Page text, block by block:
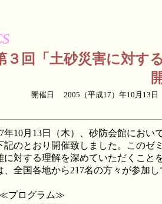
３回「土砂災害に対す
開催日 2005（平成17）年10月13
10月13日（木）、砂防会館におい
記のとおり開催致しました。このゼ
に対する理解を深めていただくこと
全国各地から217名の方々が参加
≪プログラム≫